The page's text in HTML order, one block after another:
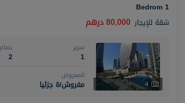
1 Bedrom
شقة للإيجار 80,000 درهم
4
سرير
1
حمام
2
المعروض
مفروش/ة جزئيا